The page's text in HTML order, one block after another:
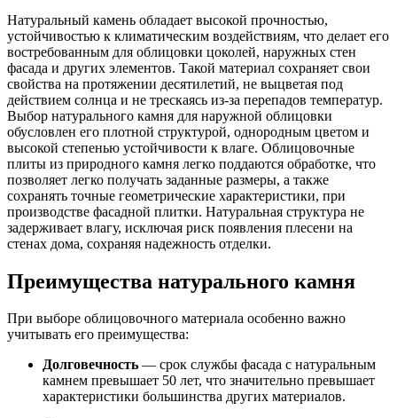
Натуральный камень обладает высокой прочностью,
устойчивостью к климатическим воздействиям, что делает его
востребованным для облицовки цоколей, наружных стен
фасада и других элементов. Такой материал сохраняет свои
свойства на протяжении десятилетий, не выцветая под
действием солнца и не трескаясь из-за перепадов температур.
Выбор натурального камня для наружной облицовки
обусловлен его плотной структурой, однородным цветом и
высокой степенью устойчивости к влаге. Облицовочные
плиты из природного камня легко поддаются обработке, что
позволяет легко получать заданные размеры, а также
сохранять точные геометрические характеристики, при
производстве фасадной плитки. Натуральная структура не
задерживает влагу, исключая риск появления плесени на
стенах дома, сохраняя надежность отделки.
Преимущества натурального камня
При выборе облицовочного материала особенно важно
учитывать его преимущества:
Долговечность — срок службы фасада с натуральным
камнем превышает 50 лет, что значительно превышает
характеристики большинства других материалов.